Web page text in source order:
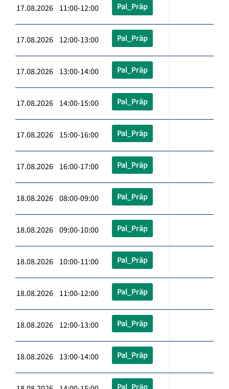
17.08.2026 11:00-12:00 Pal_Präp
17.08.2026 12:00-13:00 Pal_Präp
17.08.2026 13:00-14:00 Pal_Präp
17.08.2026 14:00-15:00 Pal_Präp
17.08.2026 15:00-16:00 Pal_Präp
17.08.2026 16:00-17:00 Pal_Präp
18.08.2026 08:00-09:00 Pal_Präp
18.08.2026 09:00-10:00 Pal_Präp
18.08.2026 10:00-11:00 Pal_Präp
18.08.2026 11:00-12:00 Pal_Präp
18.08.2026 12:00-13:00 Pal_Präp
18.08.2026 13:00-14:00 Pal_Präp